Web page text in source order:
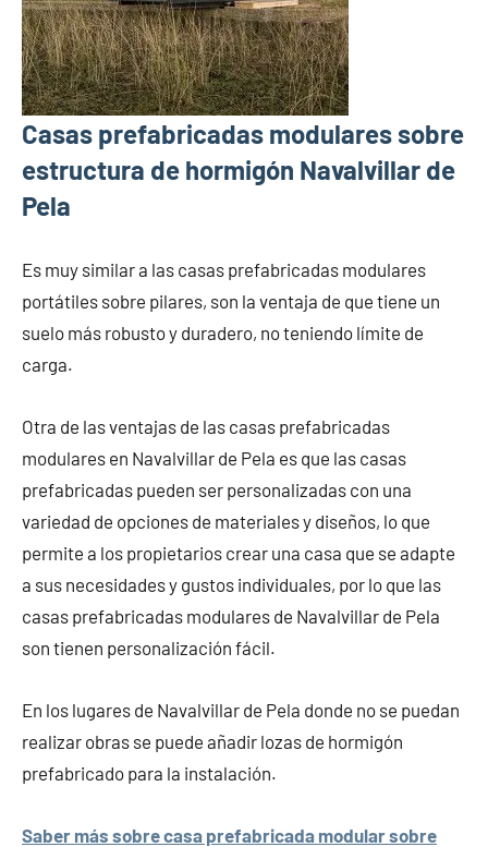
Casas prefabricadas modulares sobre
estructura de hormigón Navalvillar de
Pela
Es muy similar a las casas prefabricadas modulares
portátiles sobre pilares, son la ventaja de que tiene un
suelo más robusto y duradero, no teniendo límite de
carga.
Otra de las ventajas de las casas prefabricadas
modulares en Navalvillar de Pela es que las casas
prefabricadas pueden ser personalizadas con una
variedad de opciones de materiales y diseños, lo que
permite a los propietarios crear una casa que se adapte
a sus necesidades y gustos individuales, por lo que las
casas prefabricadas modulares de Navalvillar de Pela
son tienen personalización fácil.
En los lugares de Navalvillar de Pela donde no se puedan
realizar obras se puede añadir lozas de hormigón
prefabricado para la instalación.
Saber más sobre casa prefabricada modular sobre